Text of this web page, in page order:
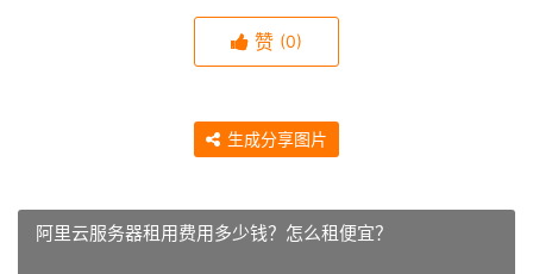
赞 (0)
生成分享图片
阿里云服务器租用费用多少钱？怎么租便宜？